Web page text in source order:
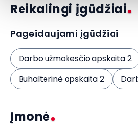
Reikalingi įgūdžiai
Pageidaujami įgūdžiai
Darbo užmokesčio apskaita 2
Buhalterinė apskaita 2
Įmonė